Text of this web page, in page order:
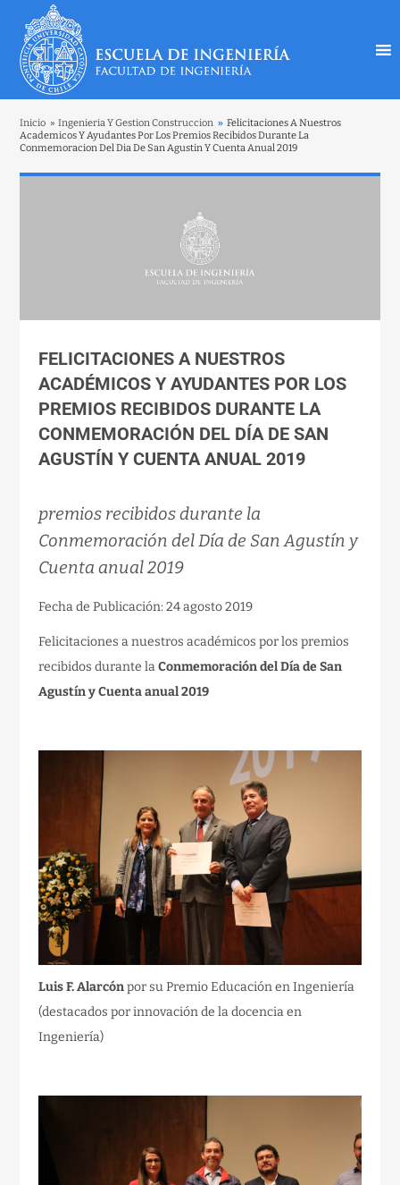
Inicio » Ingenieria Y Gestion Construccion » Felicitaciones A Nuestros
Academicos Y Ayudantes Por Los Premios Recibidos Durante La
Conmemoracion Del Dia De San Agustin Y Cuenta Anual 2019
FELICITACIONES A NUESTROS
ACADÉMICOS Y AYUDANTES POR LOS
PREMIOS RECIBIDOS DURANTE LA
CONMEMORACIÓN DEL DÍA DE SAN
AGUSTÍN Y CUENTA ANUAL 2019
premios recibidos durante la
Conmemoración del Día de San Agustín y
Cuenta anual 2019
Fecha de Publicación: 24 agosto 2019
Felicitaciones a nuestros académicos por los premios
recibidos durante laConmemoración del Día de San
Agustín y Cuenta anual 2019
Luis F. Alarcónpor suPremio Educación en Ingeniería
(destacados por innovación de la docencia en
Ingeniería)